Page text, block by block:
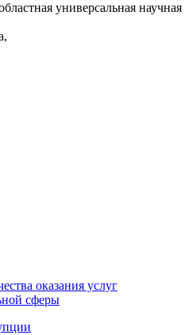
универсальная научная
оказания услуг
сферы